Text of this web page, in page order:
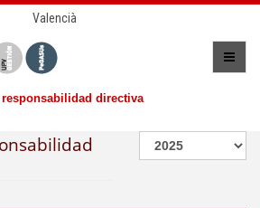
Valencià
directiva